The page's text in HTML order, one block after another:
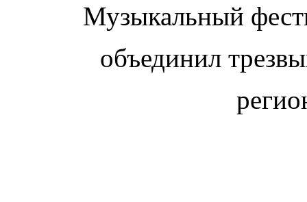
Музыкальный
объединил